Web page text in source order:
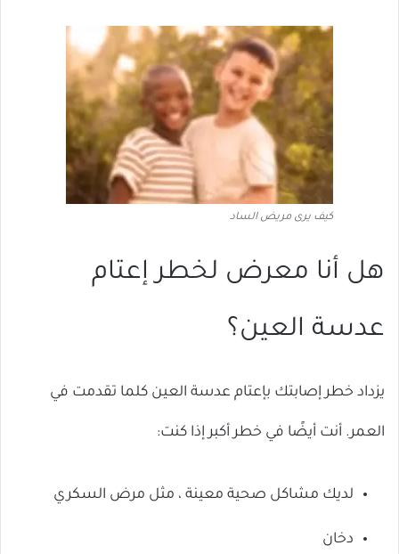
كيف يرى مريض الساد
هل أنا معرض لخطر إعتام
عدسة العين؟
يزداد خطر إصابتك بإعتام عدسة العين كلما تقدمت في
العمر. أنت أيضًا في خطر أكبر إذا كنت:
لديك مشاكل صحية معينة ، مثل مرض السكري
دخان